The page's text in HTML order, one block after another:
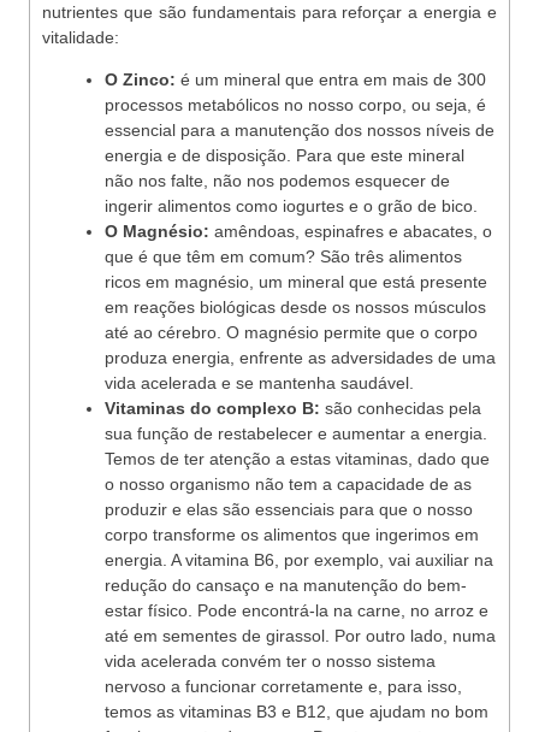
nutrientes que são fundamentais para reforçar a energia e
vitalidade:
O Zinco: é um mineral que entra em mais de 300
processos metabólicos no nosso corpo, ou seja, é
essencial para a manutenção dos nossos níveis de
energia e de disposição. Para que este mineral
não nos falte, não nos podemos esquecer de
ingerir alimentos como iogurtes e o grão de bico.
O Magnésio: amêndoas, espinafres e abacates, o
que é que têm em comum? São três alimentos
ricos em magnésio, um mineral que está presente
em reações biológicas desde os nossos músculos
até ao cérebro. O magnésio permite que o corpo
produza energia, enfrente as adversidades de uma
vida acelerada e se mantenha saudável.
Vitaminas do complexo B: são conhecidas pela
sua função de restabelecer e aumentar a energia.
Temos de ter atenção a estas vitaminas, dado que
o nosso organismo não tem a capacidade de as
produzir e elas são essenciais para que o nosso
corpo transforme os alimentos que ingerimos em
energia. A vitamina B6, por exemplo, vai auxiliar na
redução do cansaço e na manutenção do bem-
estar físico. Pode encontrá-la na carne, no arroz e
até em sementes de girassol. Por outro lado, numa
vida acelerada convém ter o nosso sistema
nervoso a funcionar corretamente e, para isso,
temos as vitaminas B3 e B12, que ajudam no bom